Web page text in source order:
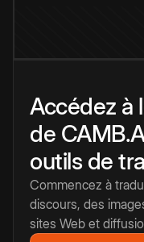
Accédez à
de
outils de
Commencez à
discours, des
sites Web et